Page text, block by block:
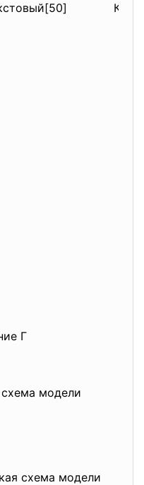
Г
модели
схема модели